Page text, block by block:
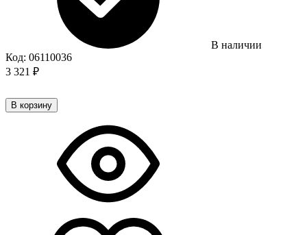
В наличии
Код: 06110036
3 321 ₽
В корзину